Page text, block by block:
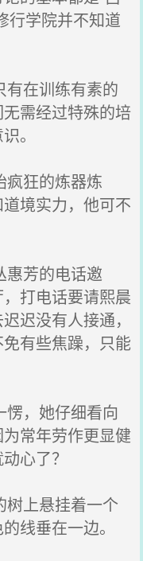
行学院并不知道
在训练有素的
需经过特殊的培
。
狂的炼器炼
境实力，他可不
芳的电话邀
打电话要请熙晨
迟没有人接通，
有些焦躁，只能
，她仔细看向
常年劳作更显健
心了？
上悬挂着一个
线垂在一边。